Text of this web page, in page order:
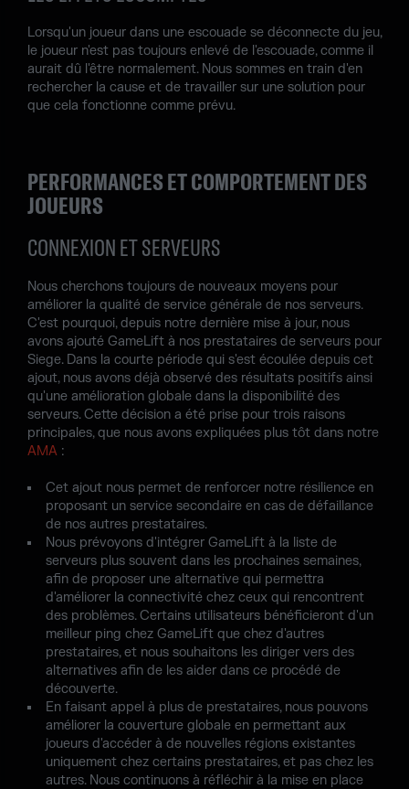
Lorsqu'un joueur dans une escouade se déconnecte du jeu,
le joueur n'est pas toujours enlevé de l'escouade, comme il
aurait dû l'être normalement. Nous sommes en train d'en
rechercher la cause et de travailler sur une solution pour
que cela fonctionne comme prévu.
PERFORMANCES ET COMPORTEMENT DES
JOUEURS
CONNEXION ET SERVEURS
Nous cherchons toujours de nouveaux moyens pour
améliorer la qualité de service générale de nos serveurs.
C'est pourquoi, depuis notre dernière mise à jour, nous
avons ajouté GameLift à nos prestataires de serveurs pour
Siege. Dans la courte période qui s'est écoulée depuis cet
ajout, nous avons déjà observé des résultats positifs ainsi
qu'une amélioration globale dans la disponibilité des
serveurs. Cette décision a été prise pour trois raisons
principales, que nous avons expliquées plus tôt dans notre
AMA :
Cet ajout nous permet de renforcer notre résilience en
proposant un service secondaire en cas de défaillance
de nos autres prestataires.
Nous prévoyons d'intégrer GameLift à la liste de
serveurs plus souvent dans les prochaines semaines,
afin de proposer une alternative qui permettra
d'améliorer la connectivité chez ceux qui rencontrent
des problèmes. Certains utilisateurs bénéficieront d'un
meilleur ping chez GameLift que chez d'autres
prestataires, et nous souhaitons les diriger vers des
alternatives afin de les aider dans ce procédé de
découverte.
En faisant appel à plus de prestataires, nous pouvons
améliorer la couverture globale en permettant aux
joueurs d'accéder à de nouvelles régions existantes
uniquement chez certains prestataires, et pas chez les
autres. Nous continuons à réfléchir à la mise en place